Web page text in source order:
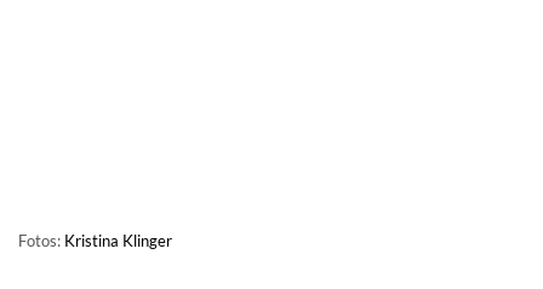
Fotos: Kristina Klinger